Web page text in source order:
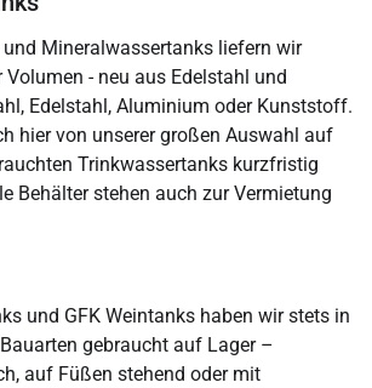
Mineralwassertanks liefern wir
Volumen - neu aus Edelstahl und
Edelstahl, Aluminium oder Kunststoff.
hier von unserer großen Auswahl auf
Trinkwassertanks kurzfristig
Behälter stehen auch zur Vermietung
und GFK Weintanks haben wir stets in
gebraucht auf Lager –
auf Füßen stehend oder mit